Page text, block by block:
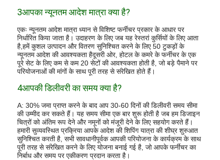
3आपका न्यूनतम आदेश मात्रा क्या है?
एकः न्यूनतम आदेश मात्रा ध्यान से विशिष्ट फर्नीचर प्रकार के आधार पर
निर्धारित किया जाता है। उदाहरण के लिए जब यह रेस्तरां कुर्सियों के लिए आता
है,हमें कुशल उत्पादन और वितरण सुनिश्चित करने के लिए 50 टुकड़ों के
न्यूनतम आदेश की आवश्यकता हैदूसरी ओर, होटल के कमरे के फर्नीचर के एक
पूरे सेट के लिए कम से कम 20 सेटों की आवश्यकता होती है, जो बड़े पैमाने पर
परियोजनाओं की मांगों के साथ पूरी तरह से संरेखित होते हैं।
4आपकी डिलीवरी का समय क्या है?
A: 30% जमा प्राप्त करने के बाद आप 30-60 दिनों की डिलीवरी समय सीमा
की उम्मीद कर सकते हैं। यह समय सीमा एक बार शुरू होती है जब हम डिजाइन
चित्रों को अंतिम रूप देने और नमूनों को मंजूरी देने के लिए सहयोग करते हैं।
हमारी सुव्यवस्थित प्रक्रिया आपके आदेश की शिपिंग यात्रा की शीघ्र शुरुआत
सुनिश्चित करती है, सभी सावधानीपूर्वक आपकी परियोजना के कार्यक्रम के साथ
पूरी तरह से संरेखित करने के लिए योजना बनाई गई है, जो आपके फर्नीचर का
निर्बाध और समय पर एकीकरण प्रदान करता है।